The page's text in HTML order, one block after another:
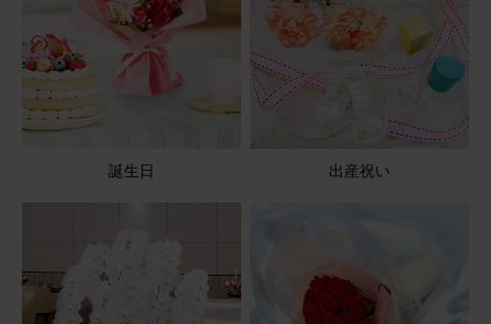
【お悔やみ・お供えの花】アレンジメント(青・紫) Sサイ
ズ
2026/05/11
ブルーミーユーザーさん
用途：
お悔やみ
父の命日に
とても上品で思っていた通りのアレンジが届き母も喜んで
いました。また来年もお願いします。
誕生日 出産祝い